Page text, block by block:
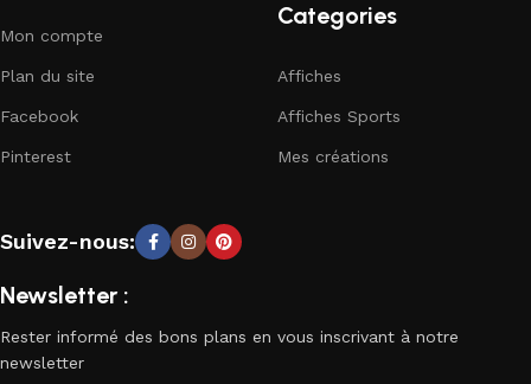
Mon compte
Plan du site
Facebook
Pinterest
Categories
Affiches
Affiches Sports
Mes créations
Suivez-nous:
Newsletter :
Rester informé des bons plans en vous inscrivant à notre
newsletter